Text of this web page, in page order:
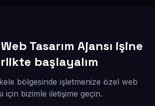
Tasarım Ajansı işine
başlayalım
bölgesinde işletmenize özel web
için bizimle iletişime geçin.